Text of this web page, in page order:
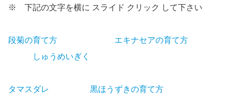
※ 下記の文字を横に スライド クリック して下さい
段菊の育て方 エキナセアの育て方
しゅうめいぎく
タマスダレ 黒ほうずきの育て方